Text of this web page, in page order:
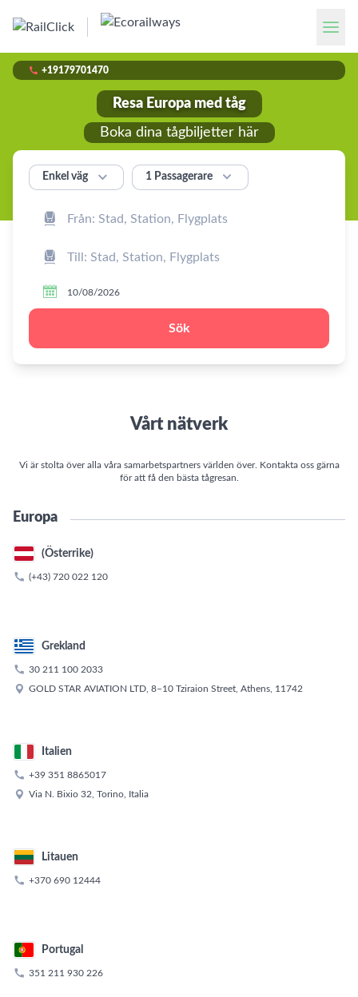
 +19179701470
Resa Europa med tåg
Boka dina tågbiljetter här
Enkel väg  1 Passagerare 



Sök
Vårt nätverk
Vi är stolta över alla våra samarbetspartners världen över. Kontakta oss gärna
för att få den bästa tågresan.
Europa
(Österrike)
 (+43) 720 022 120
Grekland
 30 211 100 2033
 GOLD STAR AVIATION LTD, 8–10 Tziraion Street, Athens, 11742
Italien
 +39 351 8865017
 Via N. Bixio 32, Torino, Italia
Litauen
 +370 690 12444
Portugal
 351 211 930 226